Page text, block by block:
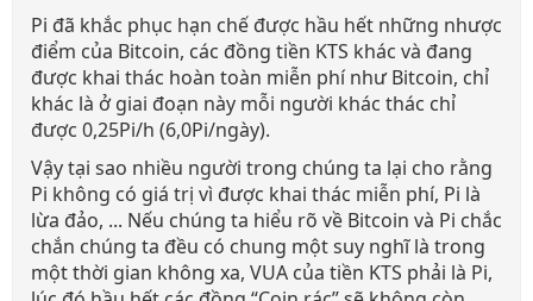
Pi đã khắc phục hạn chế được hầu hết những nhược
điểm của Bitcoin, các đồng tiền KTS khác và đang
được khai thác hoàn toàn miễn phí như Bitcoin, chỉ
khác là ở giai đoạn này mỗi người khác thác chỉ
được 0,25Pi/h (6,0Pi/ngày).
Vậy tại sao nhiều người trong chúng ta lại cho rằng
Pi không có giá trị vì được khai thác miễn phí, Pi là
lừa đảo, ... Nếu chúng ta hiểu rõ về Bitcoin và Pi chắc
chắn chúng ta đều có chung một suy nghĩ là trong
một thời gian không xa, VUA của tiền KTS phải là Pi,